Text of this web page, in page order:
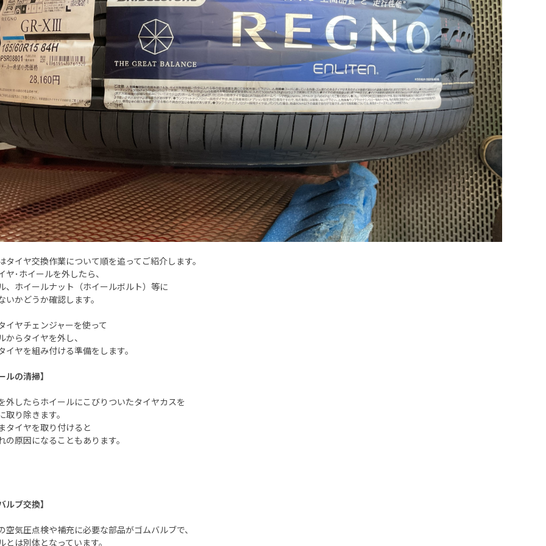
タイヤ交換作業について順を追ってご紹介します。
ヤ･ホイールを外したら、
、ホイールナット（ホイールボルト）等に
いかどうか確認します。
イヤチェンジャーを使って
からタイヤを外し、
イヤを組み付ける準備をします。
ルの清掃】
外したらホイールにこびりついたタイヤカスを
取り除きます。
タイヤを取り付けると
の原因になることもあります。
ルブ交換】
空気圧点検や補充に必要な部品がゴムバルブで、
とは別体となっています。